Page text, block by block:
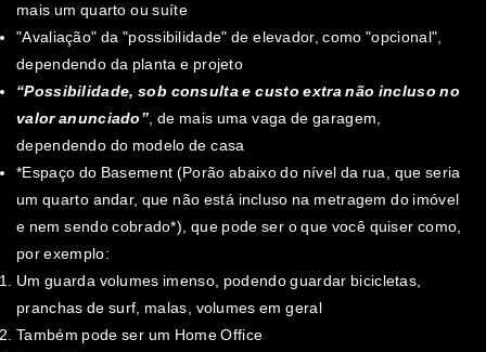
mais um quarto ou suíte
"Avaliação" da "possibilidade" de elevador, como "opcional",
dependendo da planta e projeto
“Possibilidade, sob consulta e custo extra não incluso no
valor anunciado” , de mais uma vaga de garagem,
dependendo do modelo de casa
*Espaço do Basement (Porão abaixo do nível da rua, que seria
um quarto andar, que não está incluso na metragem do imóvel
e nem sendo cobrado*), que pode ser o que você quiser como,
por exemplo:
Um guarda volumes imenso, podendo guardar bicicletas,
pranchas de surf, malas, volumes em geral
Também pode ser um Home Office